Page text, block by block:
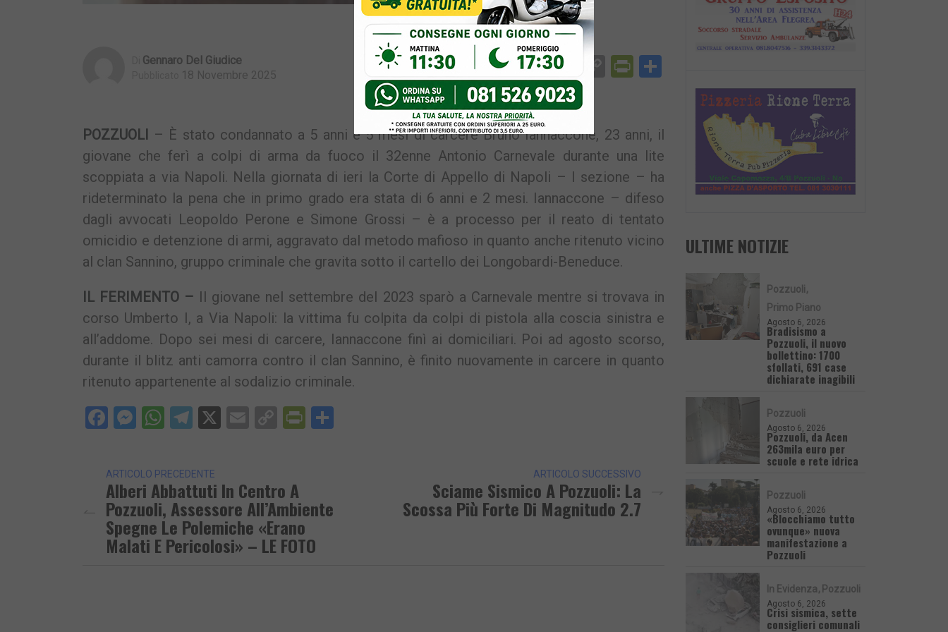
Gennaro Del Giudice
18 Novembre 2025 Facebook
Messenger
WhatsApp
Telegram
X EmailCopyPrintFriendly
POZZUOLI
– È stato condannato a 5 anni e 5 mesi di carcere Bruno Iannaccone, 23 anni, il
giovane che ferì a colpi di arma da fuoco il 32enne Antonio Carnevale durante una lite
scoppiata a via Napoli. Nella giornata di ieri la Corte di Appello di Napoli – I sezione – ha
rideterminato la pena che in primo grado era stata di 6 anni e 2 mesi. Iannaccone – difeso
dagli avvocati Leopoldo Perone e Simone Grossi – è a processo per il reato di tentato
omicidio e detenzione di armi, aggravato dal metodo mafioso in quanto anche ritenuto vicino
al clan Sannino, gruppo criminale che gravita sotto il cartello dei Longobardi-Beneduce.
IL FERIMENTO – Il giovane nel settembre del 2023 sparò a Carnevale mentre si trovava in
corso Umberto I, a Via Napoli: la vittima fu colpita da colpi di pistola alla coscia sinistra e
all’addome. Dopo sei mesi di carcere, Iannaccone finì ai domiciliari. Poi ad agosto scorso,
durante il blitz anti camorra contro il clan Sannino, è finito nuovamente in carcere in quanto
ritenuto appartenente al sodalizio criminale.
Facebook
Messenger
WhatsApp
Telegram
X EmailCopyPrintFriendly
ARTICOLO PRECEDENTE
Alberi Abbattuti In Centro A
Pozzuoli, Assessore All’Ambiente
Spegne Le Polemiche «Erano
Malati E Pericolosi» – LE FOTO
ARTICOLO SUCCESSIVO
Sciame Sismico A Pozzuoli: La
Scossa Più Forte Di Magnitudo 2.7
ULTIME NOTIZIE
Pozzuoli
Primo Piano
Agosto 6, 2026
Bradisismo a
Pozzuoli, il nuovo
bollettino: 1700
sfollati, 691 case
dichiarate inagibili
Pozzuoli
Agosto 6, 2026
Pozzuoli, da Acen
263mila euro per
scuole e rete idrica
Pozzuoli
Agosto 6, 2026
«Blocchiamo tutto
ovunque» nuova
manifestazione a
Pozzuoli
In Evidenza Pozzuoli
Agosto 6, 2026
Crisi sismica, sette
consiglieri comunali